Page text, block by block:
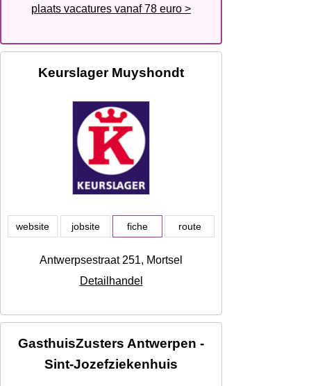
plaats vacatures vanaf 78 euro >
Keurslager Muyshondt
website jobsite fiche route
Antwerpsestraat 251, Mortsel
Detailhandel
GasthuisZusters Antwerpen -
Sint-Jozefziekenhuis